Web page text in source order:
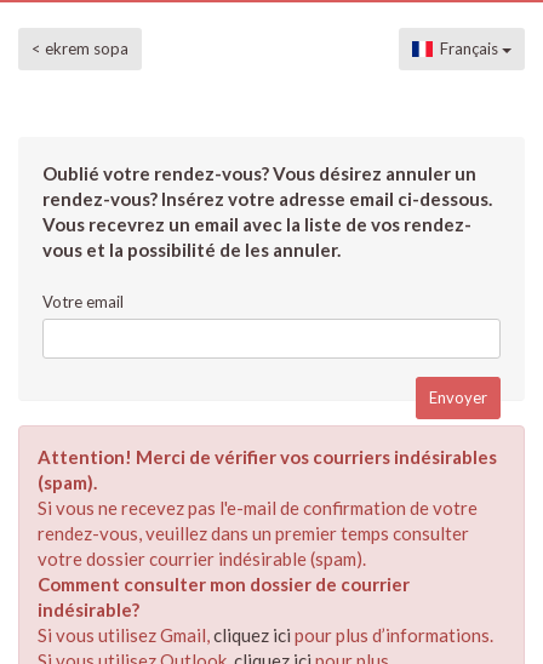
< ekrem sopa Français
Oublié votre rendez-vous? Vous désirez annuler un
rendez-vous? Insérez votre adresse email ci-dessous.
Vous recevrez un email avec la liste de vos rendez-
vous et la possibilité de les annuler.
Votre email
Attention! Merci de vérifier vos courriers indésirables
(spam).
Si vous ne recevez pas l'e-mail de confirmation de votre
rendez-vous, veuillez dans un premier temps consulter
votre dossier courrier indésirable (spam).
Comment consulter mon dossier de courrier
indésirable?
Si vous utilisez Gmail,cliquez ici pour plus d’informations.